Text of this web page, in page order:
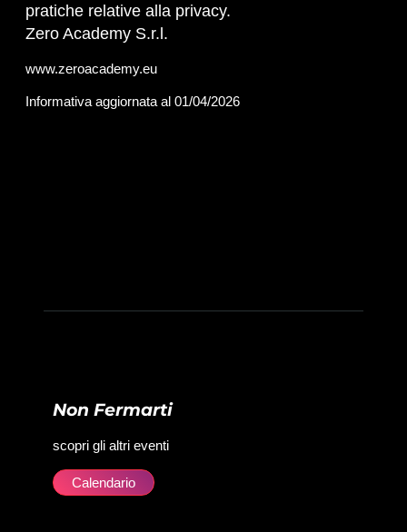
pratiche relative alla privacy.
Zero Academy S.r.l.
www.zeroacademy.eu
Informativa aggiornata al 01/04/2026
Non Fermarti
scopri gli altri eventi
Calendario